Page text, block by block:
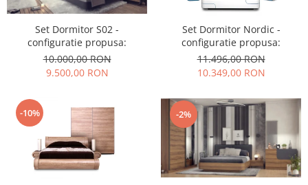
Set Dormitor S02 -
configuratie propusa:
10.000,00 RON
9.500,00 RON
Set Dormitor Nordic -
configuratie propusa:
11.496,00 RON
10.349,00 RON
-10% -2%